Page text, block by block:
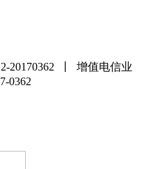
20170362 丨 增值电信业
0362